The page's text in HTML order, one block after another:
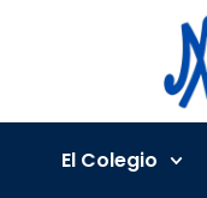
El Colegio